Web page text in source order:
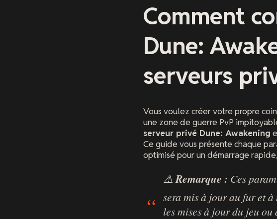
Comment
Dune:
serveurs
Vous voulez créer votre propre
une zone de guerre PvP
serveur privé Dune: Awakening
Ce guide vous présente chaque
optimisé pour un démarrage
⚠️ Remarque : Ces
sera mis à jour au fur et
les mises à jour du jeu ou